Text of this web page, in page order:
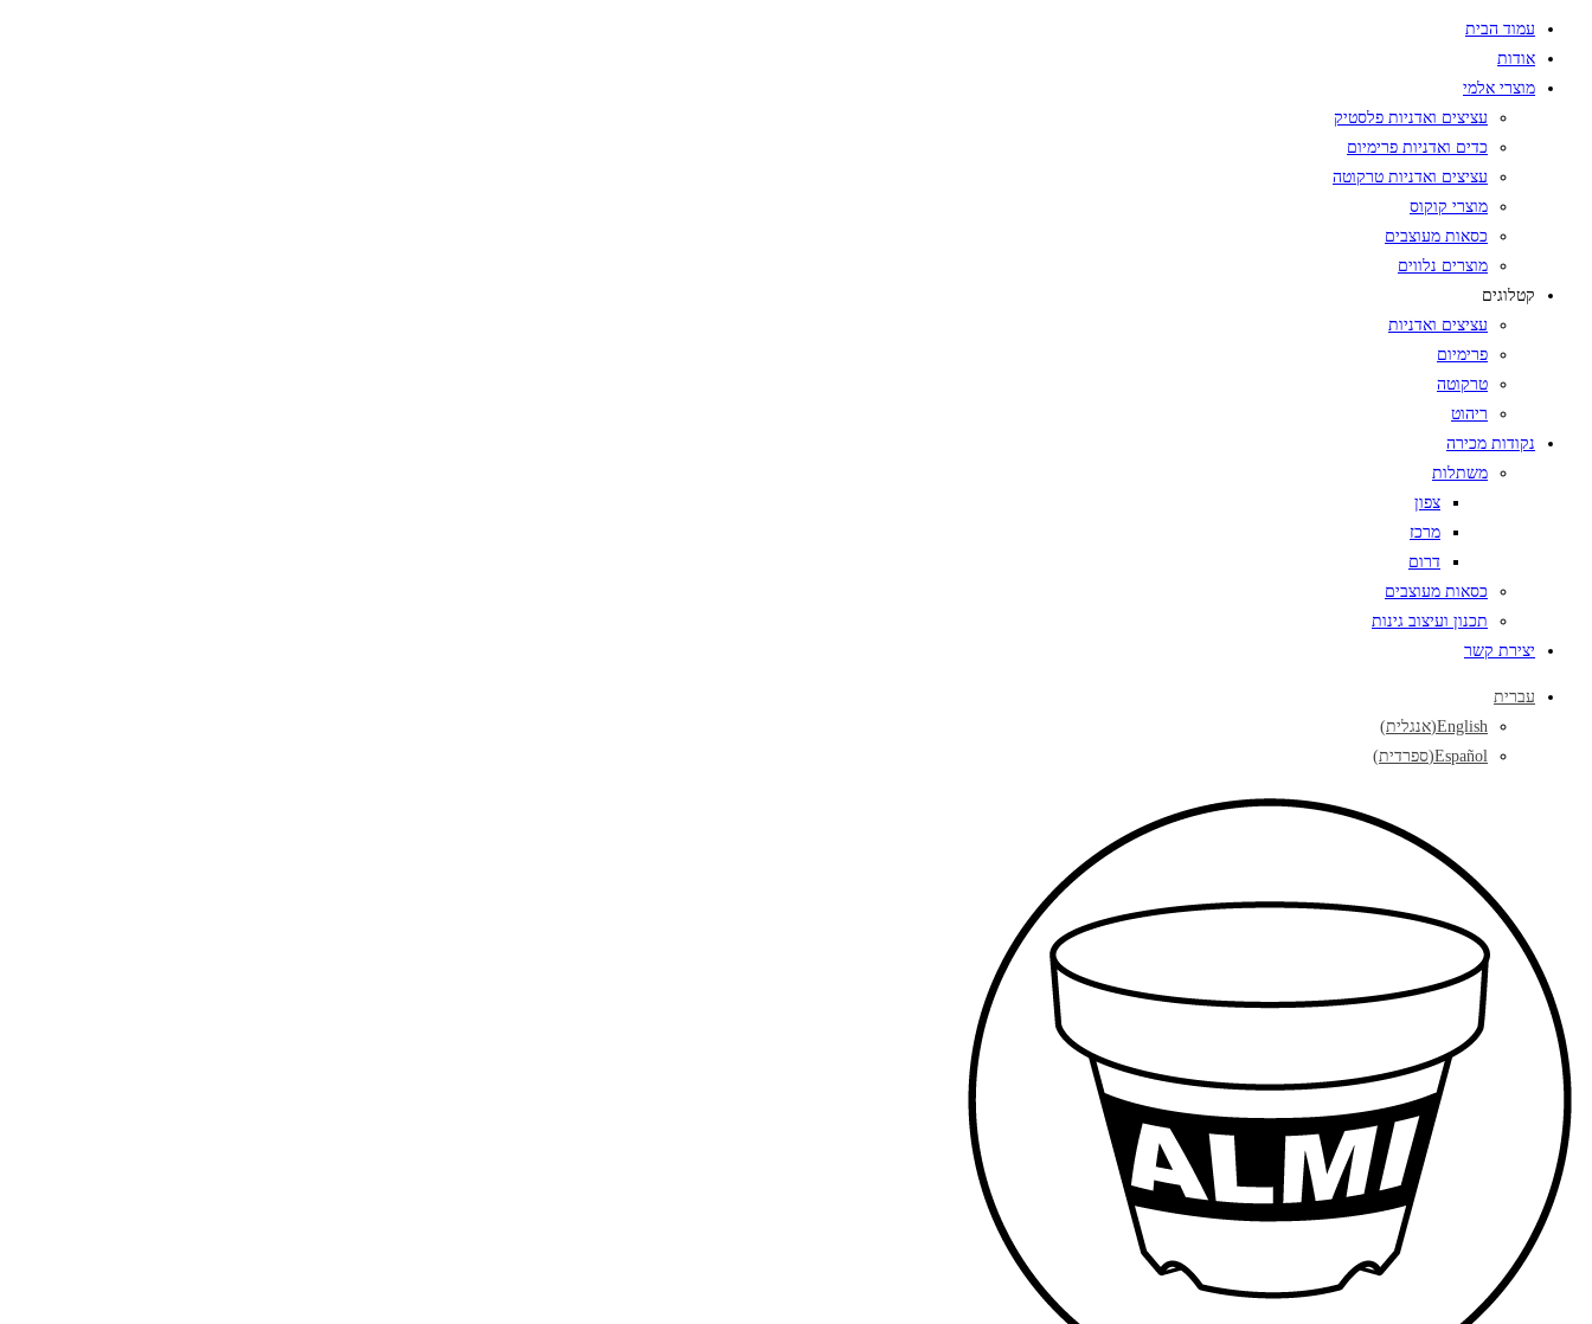
עמוד הבית
אודות
מוצרי אלמי
עציצים ואדניות פלסטיק
כדים ואדניות פרימיום
עציצים ואדניות טרקוטה
מוצרי קוקוס
כסאות מעוצבים
מוצרים נלווים
קטלוגים
עציצים ואדניות
פרימיום
טרקוטה
ריהוט
נקודות מכירה
משתלות
צפון
מרכז
דרום
כסאות מעוצבים
תכנון ועיצוב גינות
יצירת קשר
עברית
English
(אנגלית)
Español
(ספרדית)